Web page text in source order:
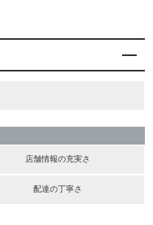
店舗情報の充実さ
配達の丁寧さ